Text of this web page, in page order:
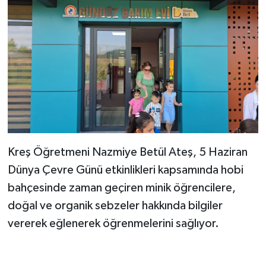
Kreş Öğretmeni Nazmiye Betül Ateş, 5 Haziran
Dünya Çevre Günü etkinlikleri kapsamında hobi
bahçesinde zaman geçiren minik öğrencilere,
doğal ve organik sebzeler hakkında bilgiler
vererek eğlenerek öğrenmelerini sağlıyor.